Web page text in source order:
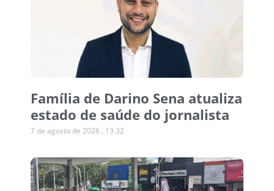
Família de Darino Sena atualiza
estado de saúde do jornalista
7 de agosto de 2026 13:32